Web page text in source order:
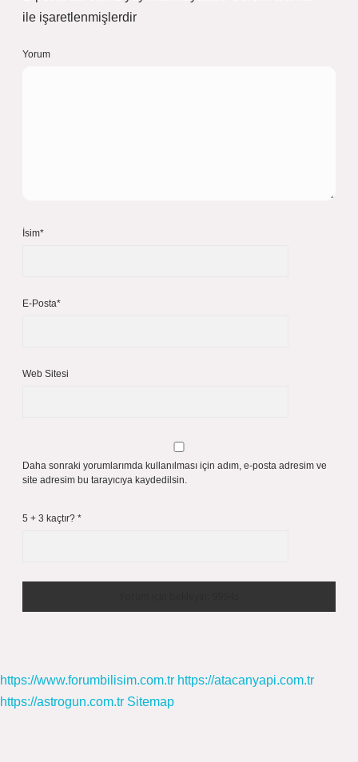
ile işaretlenmişlerdir
Yorum
İsim*
E-Posta*
Web Sitesi
Daha sonraki yorumlarımda kullanılması için adım, e-posta adresim ve
site adresim bu tarayıcıya kaydedilsin.
5 + 3 kaçtır? *
https://www.forumbilisim.com.tr https://atacanyapi.com.tr
https://astrogun.com.tr Sitemap